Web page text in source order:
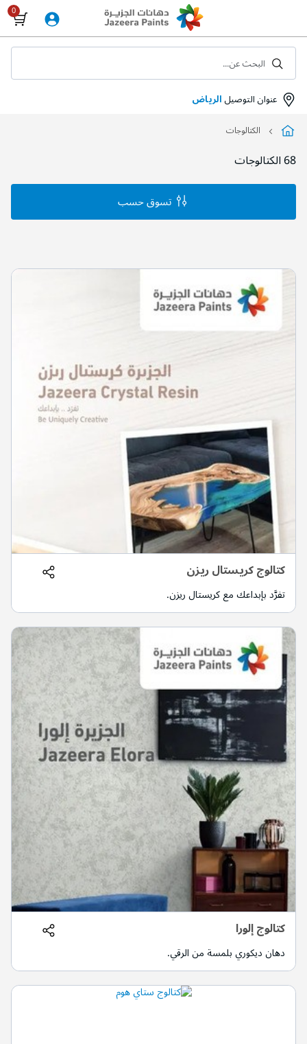
Content
عنوان التوصيلالرياض
البحث عن...
الكتالوجات
68الكتالوجات
Load Previous Page
كتالوج كريستال ريزن
تفرَّد بإبداعك مع كريستال ريزن.
كتالوج إلورا
دهان ديكوري بلمسة من الرقي.
تسوق حسب